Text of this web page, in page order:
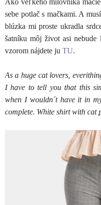
sebe potlač s mačkami. A
blúzka mi proste ukradla
šatníku môj život asi
vzorom nájdete ju TU.
As a huge cat lovers,
I have to tell you that this
when I wouldn´t have it in
complete. White shirt with cat